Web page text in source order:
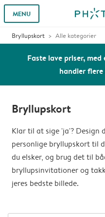
MENU
Bryllupskort Alle kategorier
Faste lave priser,
handler
Bryllupskort
Klar til at sige 'ja'? Design
personlige bryllupskort til
du elsker, og brug det til
bryllupsinvitationer og
jeres bedste billede.